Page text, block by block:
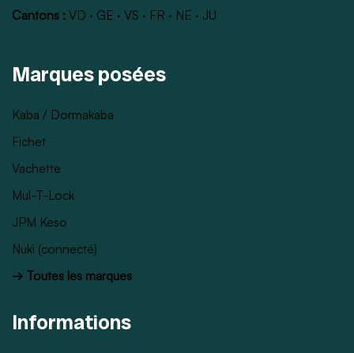
Cantons : VD · GE · VS · FR · NE · JU
Marques posées
Kaba / Dormakaba
Fichet
Vachette
Mul-T-Lock
JPM Keso
Nuki (connecté)
→ Toutes les marques
Informations